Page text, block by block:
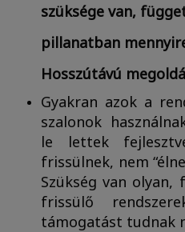
szüksége van,
pillanatban
Hosszútávú
Gyakran azok a
szalonok
le lettek
frissülnek, nem
Szükség van
frissülő
támogatást tudnak